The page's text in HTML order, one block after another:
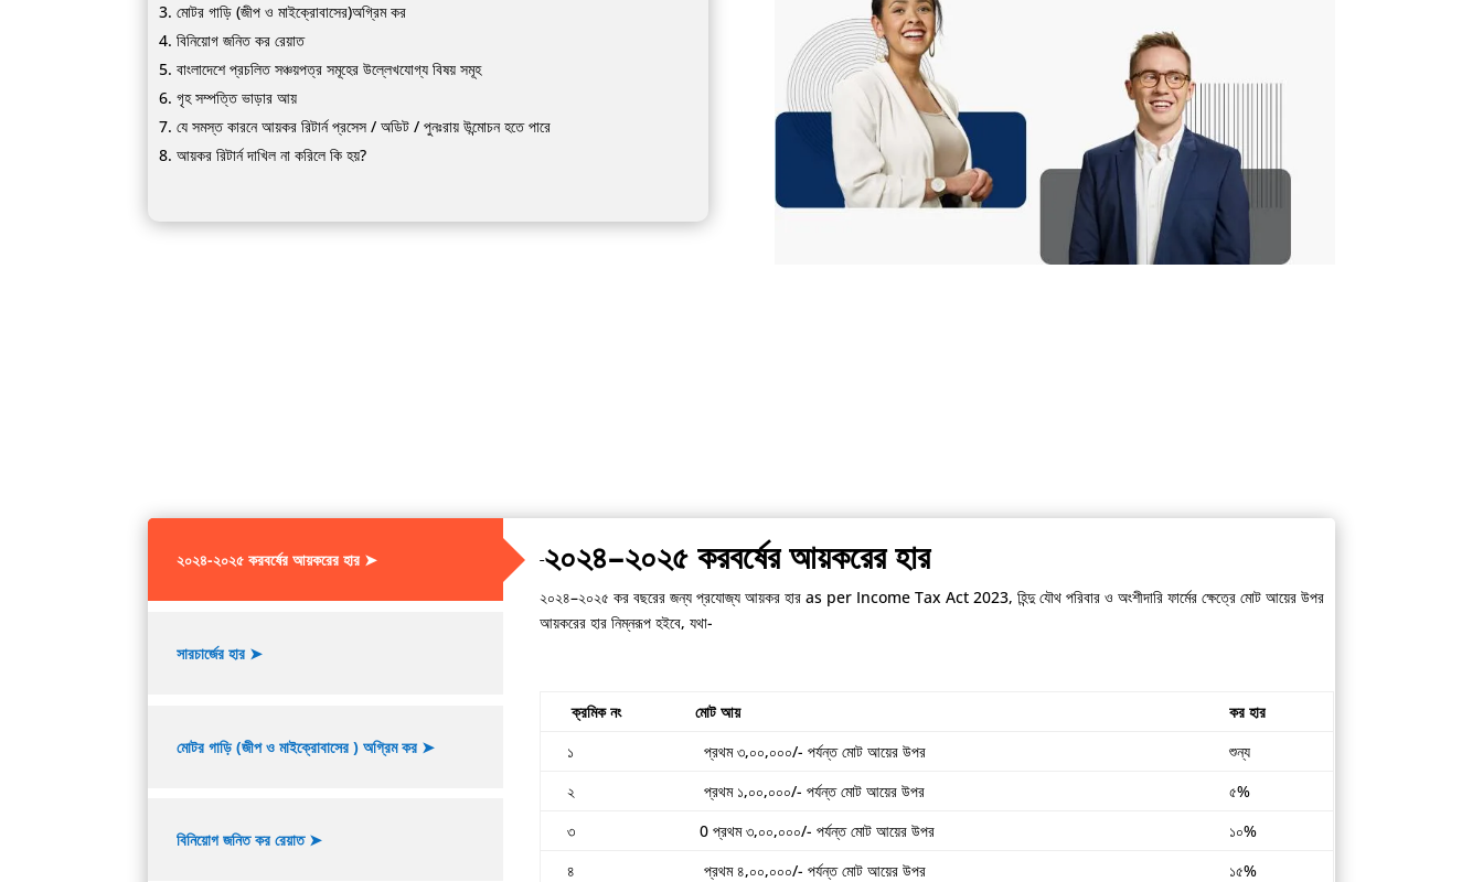
মোটর গাড়ি (জীপ ও মাইক্রোবাসের)অগ্রিম কর
বিনিয়োগ জনিত কর রেয়াত
বাংলাদেশে প্রচলিত সঞ্চয়পত্র সমূহের উল্লেখযোগ্য বিষয় সমূহ
গৃহ সম্পত্তি ভাড়ার আয়
যে সমস্ত কারনে আয়কর রিটার্ন প্রসেস / অডিট / পুনঃরায় উন্মোচন হতে পারে
আয়কর রিটার্ন দাখিল না করিলে কি হয়?
২০২৪-২০২৫ করবর্ষের আয়করের হার ➤
সারচার্জের হার ➤
মোটর গাড়ি (জীপ ও মাইক্রোবাসের ) অগ্রিম কর ➤
বিনিয়োগ জনিত কর রেয়াত ➤
২০২৪–২০২৫ করবর্ষের আয়করের হার
২০২৪–২০২৫ কর বছরের জন্য প্রযোজ্য আয়কর হার as per Income Tax Act 2023, হিন্দু যৌথ পরিবার ও অংশীদারি ফার্মের ক্ষেত্রে মোট আয়ের উপর
আয়করের হার নিম্নরূপ হইবে, যথা-
ক্রমিক নং মোট আয়
কর হার
১
প্রথম ৩,০০,০০০/- পর্যন্ত মোট আয়ের উপর
শুন্য
২
প্রথম ১,০০,০০০/- পর্যন্ত মোট আয়ের উপর
৫%
৩
0 প্রথম ৩,০০,০০০/- পর্যন্ত মোট আয়ের উপর
১০%
৪
প্রথম ৪,০০,০০০/- পর্যন্ত মোট আয়ের উপর
১৫%